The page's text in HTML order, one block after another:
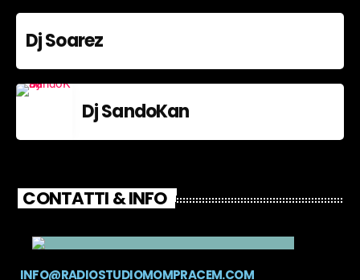
Dj Soarez
Dj SandoKan
CONTATTI & INFO
INFO@RADIOSTUDIOMOMPRACEM.COM